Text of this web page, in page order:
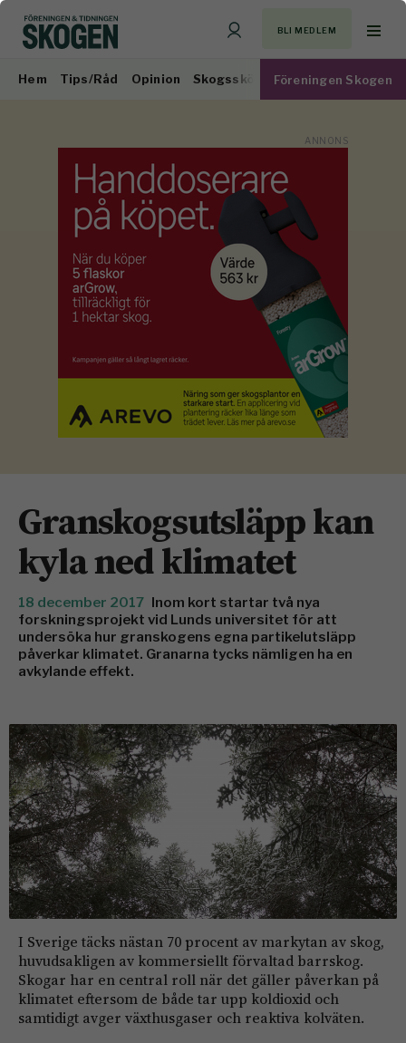
BLI MEDLEM
Hem Tips/Råd Opinion Skogsskötsel Virkesmarknad
Föreningen Skogen
Granskogsutsläpp kan
kyla ned klimatet
18 december 2017 Inom kort startar två nya
forskningsprojekt vid Lunds universitet för att
undersöka hur granskogens egna partikelutsläpp
påverkar klimatet. Granarna tycks nämligen ha en
avkylande effekt.
I Sverige täcks nästan 70 procent av markytan av skog,
huvudsakligen av kommersiellt förvaltad barrskog.
Skogar har en central roll när det gäller påverkan på
klimatet eftersom de både tar upp koldioxid och
samtidigt avger växthusgaser och reaktiva kolväten.